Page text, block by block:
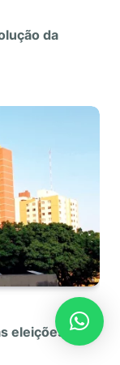
da
eleições em